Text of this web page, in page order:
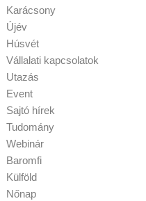
Karácsony
Újév
Húsvét
Vállalati kapcsolatok
Utazás
Event
Sajtó hírek
Tudomány
Webinár
Baromfi
Külföld
Nőnap